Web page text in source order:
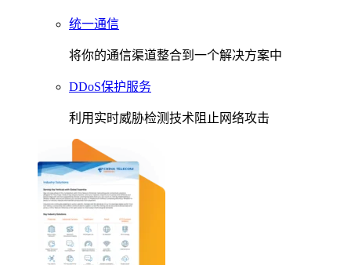
统一通信
将你的通信渠道整合到一个解决方案中
DDoS保护服务
利用实时威胁检测技术阻止网络攻击